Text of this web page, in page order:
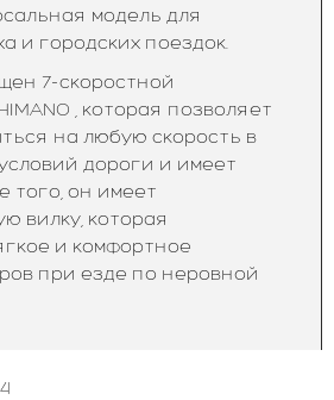
модель для
и городских поездок.
7-скоростной
, которая позволяет
на любую скорость в
дороги и имеет
того, он имеет
вилку, которая
и комфортное
при езде по неровной